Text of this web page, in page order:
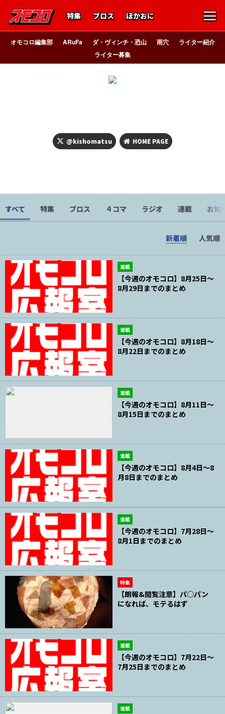
特集 ブロス ほかおに
オモコロ編集部 ARuFa ダ・ヴィンチ・恐山 雨穴
ライター紹介
ライター募集
@kishomatsu HOME PAGE
すべて 特集 ブロス ４コマ ラジオ 連載 お知
新着順 人気順
連載
【今週のオモコロ】8月25日～
8月29日までのまとめ
連載
【今週のオモコロ】8月18日～
8月22日までのまとめ
連載
【今週のオモコロ】8月11日～
8月15日までのまとめ
連載
【今週のオモコロ】8月4日～8
月8日までのまとめ
連載
【今週のオモコロ】7月28日～
8月1日までのまとめ
特集
【朗報&閲覧注意】パ○パン
になれば、モテるはず
連載
【今週のオモコロ】7月22日～
7月25日までのまとめ
連載